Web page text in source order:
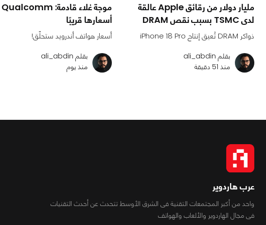
مليار دولار من رقائق Apple عالقة
لدى TSMC بسبب نقص DRAM
ذواكر DRAM تُعيق إنتاج iPhone 18 Pro
بقلم ali_abdin
منذ 51 دقيقة
أسعارها قريبًا
أسعار هواتف أندرويد ستحلّق!
بقلم ali_abdin
منذ يوم
عرب هاردوير
واحد من أكبر المجتمعات التقنية فى الشرق الأوسط تتحدث عن أحدث التقنيات
فى مجال الهاردوير والألعاب والهواتف